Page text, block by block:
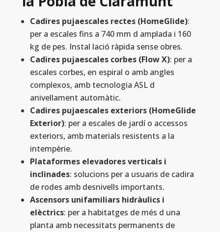
Cadires pujaescales rectes (HomeGlide):
per a escales fins a 740 mm d amplada i 160
kg de pes. Instal lació ràpida sense obres.
Cadires pujaescales corbes (Flow X): per a
escales corbes, en espiral o amb angles
complexos, amb tecnologia ASL d
anivellament automàtic.
Cadires pujaescales exteriors (HomeGlide
Exterior): per a escales de jardí o accessos
exteriors, amb materials resistents a la
intempèrie.
Plataformes elevadores verticals i
inclinades: solucions per a usuaris de cadira
de rodes amb desnivells importants.
Ascensors unifamiliars hidràulics i
elèctrics: per a habitatges de més d una
planta amb necessitats permanents de